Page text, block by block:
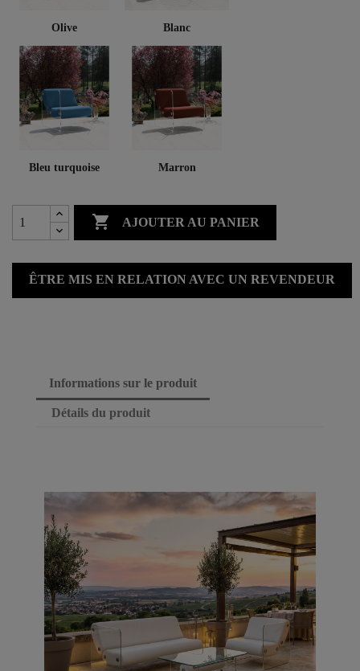
Olive Blanc
Bleu turquoise Marron
 AJOUTER AU PANIER
ÊTRE MIS EN RELATION AVEC UN REVENDEUR
Informations sur le produit
Détails du produit